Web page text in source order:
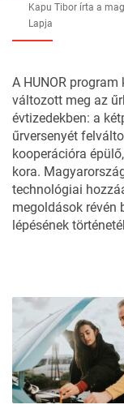
Kapu Tibor írta a
Lapja
A HUNOR
változott meg az
évtizedekben: a
űrversenyét
kooperációra
kora.
technológiai
megoldások révén
lépésének